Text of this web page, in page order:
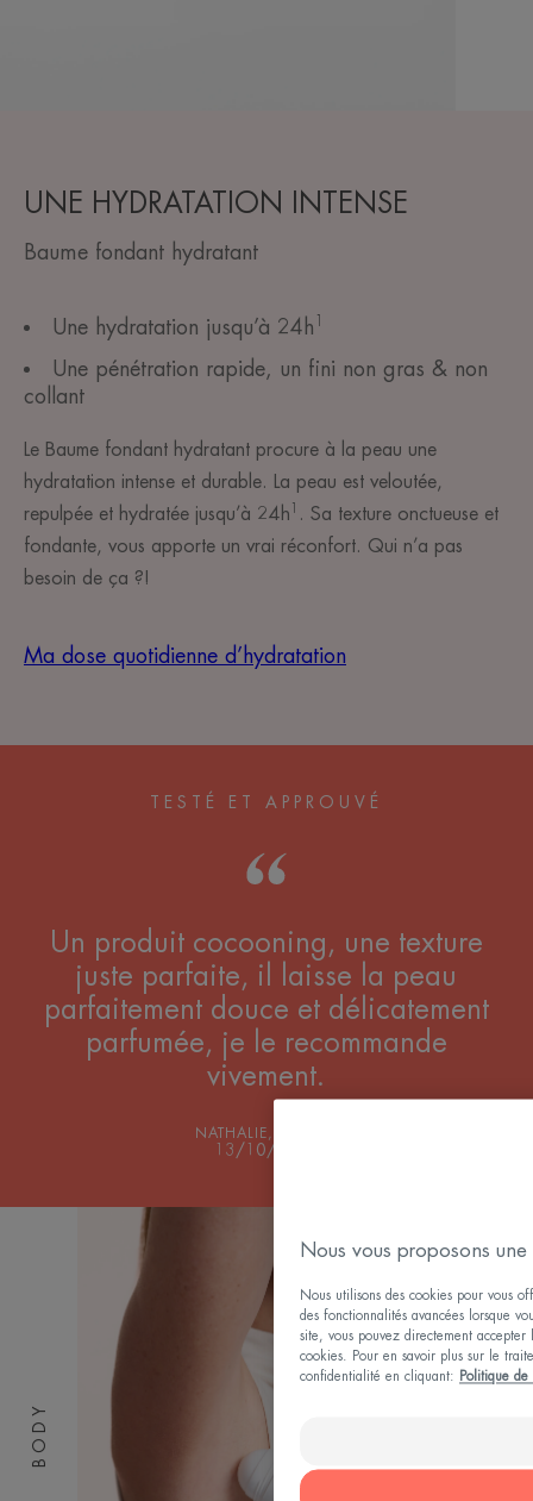
UNE HYDRATATION INTENSE
Baume fondant hydratant
Une hydratation jusqu’à 24h 1
Une pénétration rapide, un fini non gras & non
collant
Le Baume fondant hydratant procure à la peau une
hydratation intense et durable. La peau est veloutée,
repulpée et hydratée jusqu’à 24h 1 . Sa texture onctueuse et
fondante, vous apporte un vrai réconfort. Qui n’a pas
besoin de ça ?!
Ma dose quotidienne d’hydratation
TESTÉ ET APPROUVÉ
Un produit cocooning, une texture
juste parfaite, il laisse la peau
parfaitement douce et délicatement
parfumée, je le recommande
vivement.
NATHALIE, 50 ANS
13/10/2019
BODY
Nous vous proposons
Nous utilisons des cookies pour vous
des fonctionnalités avancées lorsque
site, vous pouvez directement
cookies. Pour en savoir plus sur le
confidentialité en cliquant:
Politique